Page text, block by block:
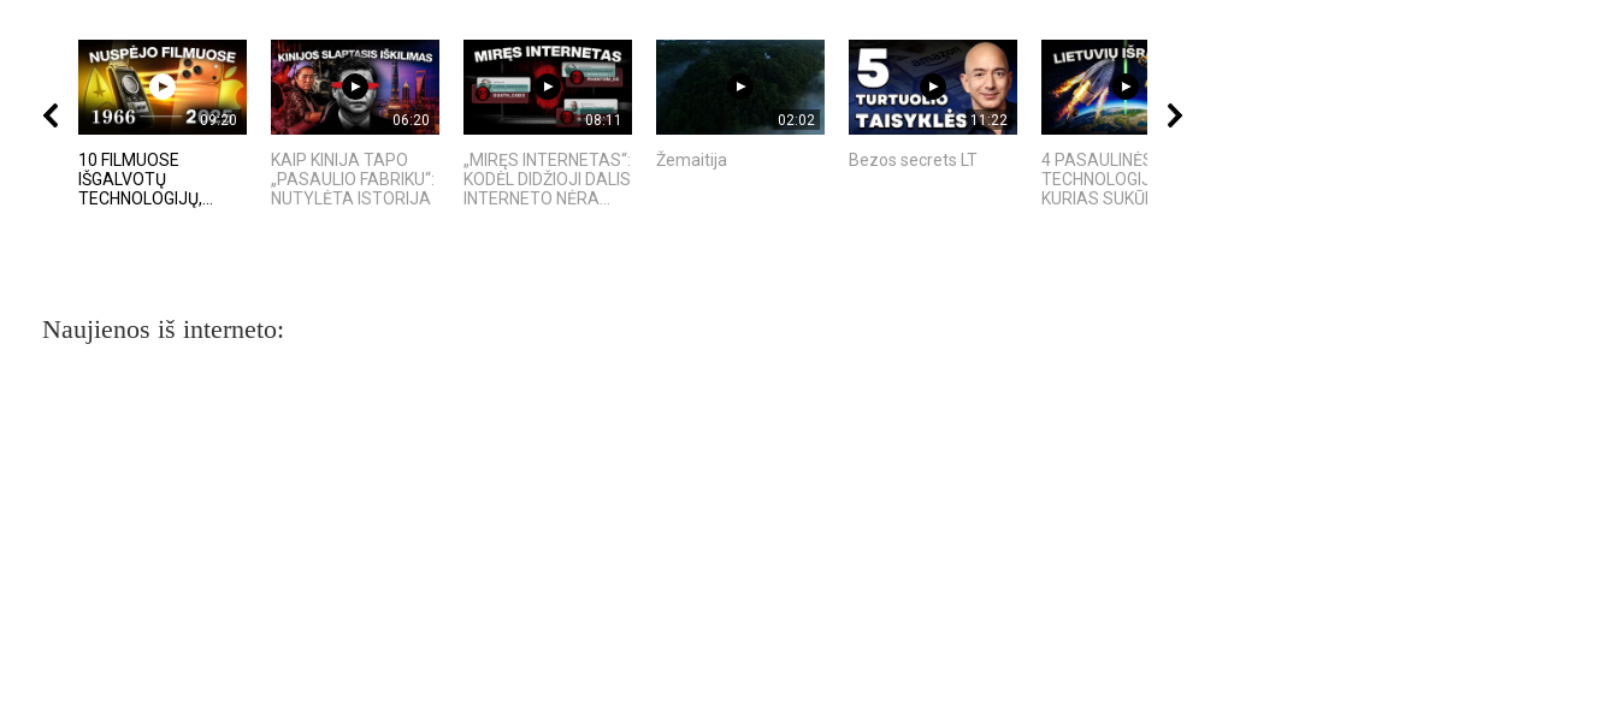
09:20
10 FILMUOSE
IŠGALVOTŲ
TECHNOLOGIJŲ,...
06:20
KAIP KINIJA TAPO
„PASAULIO FABRIKU“:
NUTYLĖTA ISTORIJA
08:11
„MIRĘS INTERNETAS“:
KODĖL DIDŽIOJI DALIS
INTERNETO NĖRA...
02:02
Žemaitija
11:22
Bezos secrets LT
08:01
4 PASAULINĖS
TECHNOLOGIJOS,
KURIAS SUKŪRĖ...
Naujienos iš interneto: